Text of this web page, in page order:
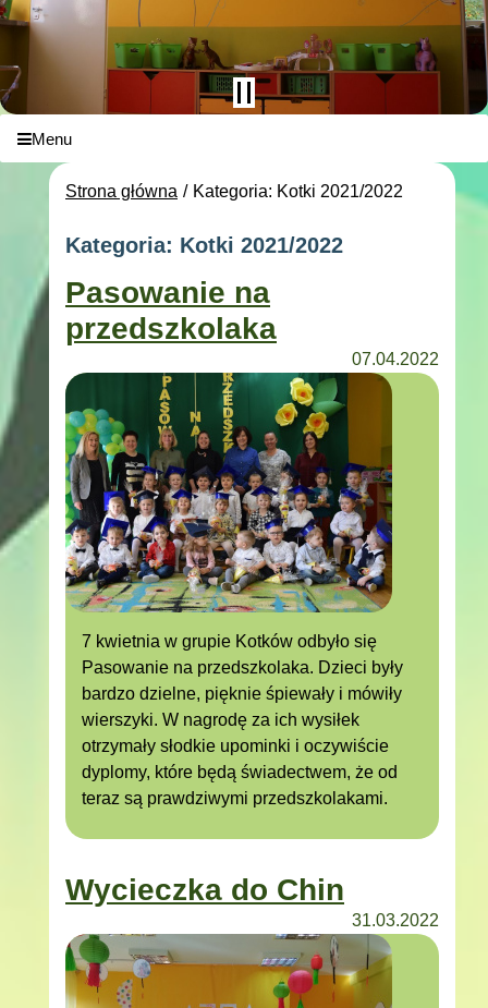
Menu
Strona główna Kategoria: Kotki 2021/2022
Kategoria: Kotki 2021/2022
Pasowanie na
przedszkolaka
07.04.2022
7 kwietnia w grupie Kotków odbyło się
Pasowanie na przedszkolaka. Dzieci były
bardzo dzielne, pięknie śpiewały i mówiły
wierszyki. W nagrodę za ich wysiłek
otrzymały słodkie upominki i oczywiście
dyplomy, które będą świadectwem, że od
teraz są prawdziwymi przedszkolakami.
Wycieczka do Chin
31.03.2022